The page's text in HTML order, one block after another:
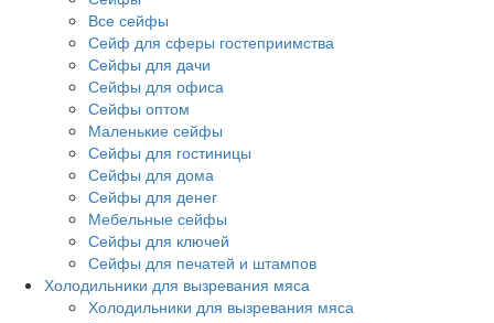
Все сейфы
Сейф для сферы гостеприимства
Сейфы для дачи
Сейфы для офиса
Сейфы оптом
Маленькие сейфы
Сейфы для гостиницы
Сейфы для дома
Сейфы для денег
Мебельные сейфы
Сейфы для ключей
Сейфы для печатей и штампов
Холодильники для вызревания мяса
Холодильники для вызревания мяса